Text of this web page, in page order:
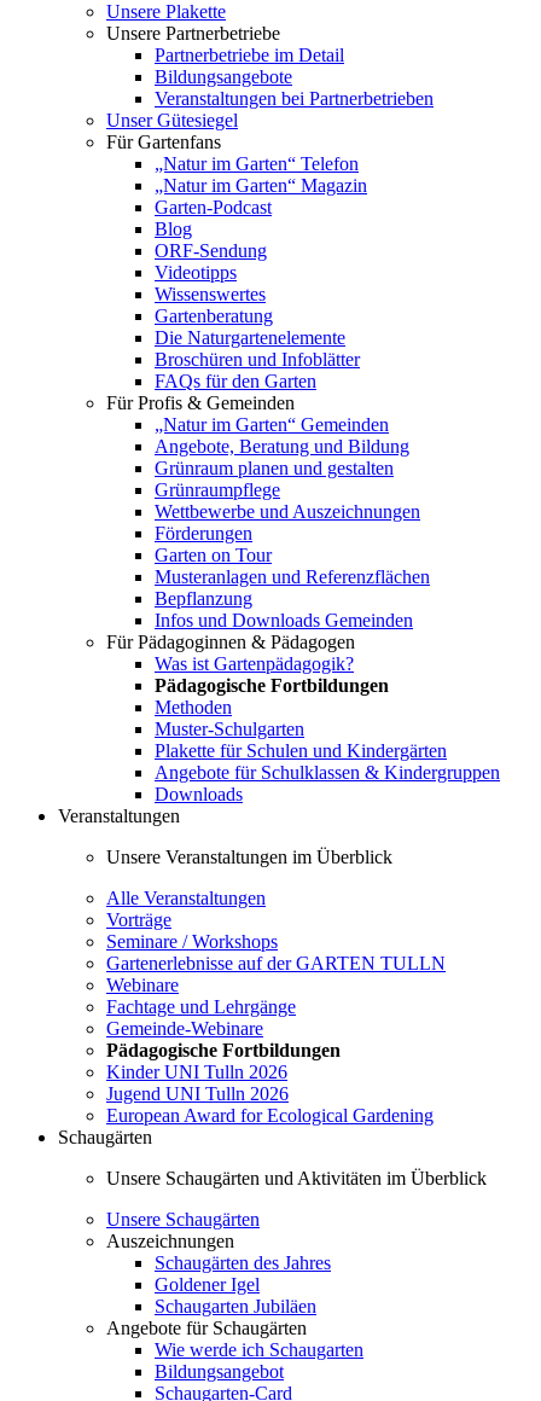
Unsere Plakette
Unsere Partnerbetriebe
Partnerbetriebe im Detail
Bildungsangebote
Veranstaltungen bei Partnerbetrieben
Unser Gütesiegel
Für Gartenfans
„Natur im Garten“ Telefon
„Natur im Garten“ Magazin
Garten-Podcast
Blog
ORF-Sendung
Videotipps
Wissenswertes
Gartenberatung
Die Naturgartenelemente
Broschüren und Infoblätter
FAQs für den Garten
Für Profis & Gemeinden
„Natur im Garten“ Gemeinden
Angebote, Beratung und Bildung
Grünraum planen und gestalten
Grünraumpflege
Wettbewerbe und Auszeichnungen
Förderungen
Garten on Tour
Musteranlagen und Referenzflächen
Bepflanzung
Infos und Downloads Gemeinden
Für Pädagoginnen & Pädagogen
Was ist Gartenpädagogik?
Pädagogische Fortbildungen
Methoden
Muster-Schulgarten
Plakette für Schulen und Kindergärten
Angebote für Schulklassen & Kindergruppen
Downloads
Veranstaltungen
Unsere Veranstaltungen im Überblick
Alle Veranstaltungen
Vorträge
Seminare / Workshops
Gartenerlebnisse auf der GARTEN TULLN
Webinare
Fachtage und Lehrgänge
Gemeinde-Webinare
Pädagogische Fortbildungen
Kinder UNI Tulln 2026
Jugend UNI Tulln 2026
European Award for Ecological Gardening
Schaugärten
Unsere Schaugärten und Aktivitäten im Überblick
Unsere Schaugärten
Auszeichnungen
Schaugärten des Jahres
Goldener Igel
Schaugarten Jubiläen
Angebote für Schaugärten
Wie werde ich Schaugarten
Bildungsangebot
Schaugarten-Card